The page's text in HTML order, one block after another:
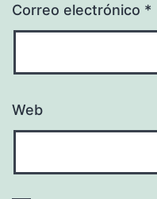
Correo electrónico *
Web